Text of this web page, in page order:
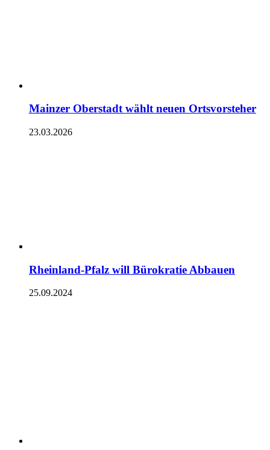
Mainzer Oberstadt wählt neuen Ortsvorsteher
23.03.2026
Rheinland-Pfalz will Bürokratie Abbauen
25.09.2024